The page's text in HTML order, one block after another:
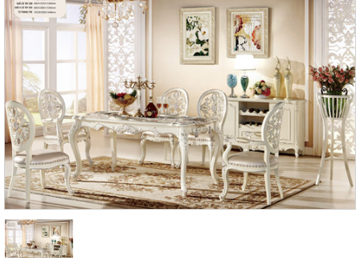
Trẻ
Em
học, tủ
Nội
Thất
Phòng
Khách
Sofa,
tủ
Bàn
trà...